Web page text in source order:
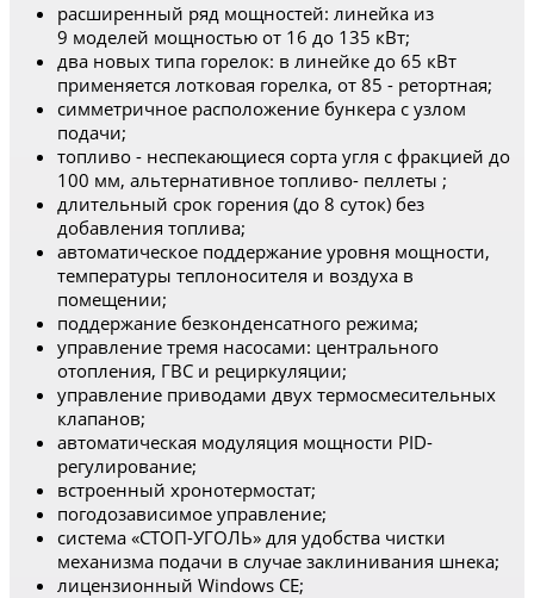
расширенный ряд мощностей: линейка из
9 моделей мощностью от 16 до 135 кВт;
два новых типа горелок: в линейке до 65 кВт
применяется лотковая горелка, от 85 - ретортная;
симметричное расположение бункера с узлом
подачи;
топливо - неспекающиеся сорта угля с фракцией до
100 мм, альтернативное топливо- пеллеты ;
длительный срок горения (до 8 суток) без
добавления топлива;
автоматическое поддержание уровня мощности,
температуры теплоносителя и воздуха в
помещении;
поддержание безконденсатного режима;
управление тремя насосами: центрального
отопления, ГВС и рециркуляции;
управление приводами двух термосмесительных
клапанов;
автоматическая модуляция мощности PID-
регулирование;
встроенный хронотермостат;
погодозависимое управление;
cистема «СТОП-УГОЛЬ» для удобства чистки
механизма подачи в случае заклинивания шнека;
лицензионный Windows CE;